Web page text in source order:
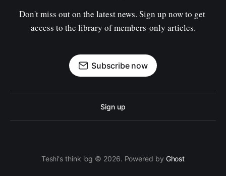
Don't miss out on the latest news. Sign up now to get
access to the library of members-only articles.
Subscribe now
Sign up
Teshi's think log © 2026. Powered by Ghost